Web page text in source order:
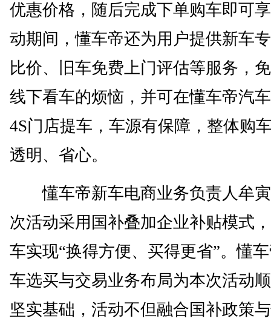
优惠价格，随后完成下单购车即可
动期间，懂车帝还为用户提供新车
比价、旧车免费上门评估等服务，
线下看车的烦恼，并可在懂车帝汽
4S门店提车，车源有保障，整体购
透明、省心。
懂车帝新车电商业务负责人牟寅
次活动采用国补叠加企业补贴模式
车实现“换得方便、买得更省”。懂
车选买与交易业务布局为本次活动
坚实基础，活动不但融合国补政策